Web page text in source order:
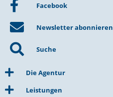
Facebook
Newsletter abonnieren
Suche
Die Agentur
Leistungen